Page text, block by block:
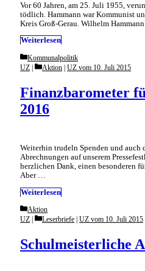
Vor 60 Jahren, am 25. Juli 1955,
tödlich. Hammann war Kommunist
Kreis Groß-Gerau. Wilhelm
Weiterlesen
Categories
Kommunalpolitik
Finanzbarometer
2016
UZ Categories
Aktion UZ vom 10. Juli 2015
Weiterhin trudeln Spenden und auch
Abrechnungen auf unserem
herzlichen Dank, einen besonderen
Aber …
Weiterlesen
Categories
Aktion
Schulmeisterliche
UZ Categories
Leserbriefe UZ vom 10. Juli 2015